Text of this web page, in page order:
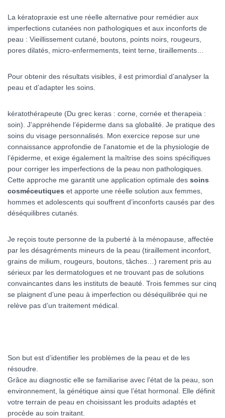
La kératopraxie est une réelle alternative pour remédier aux
imperfections cutanées non pathologiques et aux inconforts de
peau : Vieillissement cutané, boutons, points noirs, rougeurs,
pores dilatés, micro-enfermements, teint terne, tiraillements…
Pour obtenir des résultats visibles, il est primordial d’analyser la
peau et d’adapter les soins.
kératothérapeute (Du grec keras : corne, cornée et therapeia :
soin). J’appréhende l’épiderme dans sa globalité. Je pratique des
soins du visage personnalisés. Mon exercice repose sur une
connaissance approfondie de l’anatomie et de la physiologie de
l’épiderme, et exige également la maîtrise des soins spécifiques
pour corriger les imperfections de la peau non pathologiques.
Cette approche me garantit une application optimale des soins
cosméceutiques et apporte une réelle solution aux femmes,
hommes et adolescents qui souffrent d’inconforts causés par des
déséquilibres cutanés.
Je reçois toute personne de la puberté à la ménopause, affectée
par les désagréments mineurs de la peau (tiraillement inconfort,
grains de milium, rougeurs, boutons, tâches…) rarement pris au
sérieux par les dermatologues et ne trouvant pas de solutions
convaincantes dans les instituts de beauté. Trois femmes sur cinq
se plaignent d’une peau à imperfection ou déséquilibrée qui ne
relève pas d’un traitement médical.
Son but est d’identifier les problèmes de la peau et de les
résoudre.
Grâce au diagnostic elle se familiarise avec l’état de la peau, son
environnement, la génétique ainsi que l’état hormonal. Elle définit
votre terrain de peau en choisissant les produits adaptés et
procède au soin traitant.